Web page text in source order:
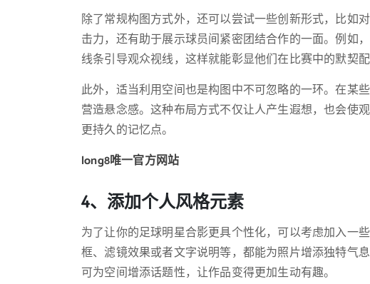
除了常规构图方式外，还可以尝试一些创新形式，比如
击力，还有助于展示球员间紧密团结合作的一面。例如
线条引导观众视线，这样就能彰显他们在比赛中的默契配
此外，适当利用空间也是构图中不可忽略的一环。在某
营造悬念感。这种布局方式不仅让人产生遐想，也会使
更持久的记忆点。
long8唯一官方网站
4、添加个人风格元素
为了让你的足球明星合影更具个性化，可以考虑加入一
框、滤镜效果或者文字说明等，都能为照片增添独特气
可为空间增添话题性，让作品变得更加生动有趣。